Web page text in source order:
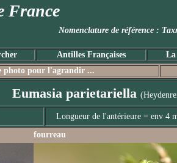
France
Nomenclature de référence
Antilles Françaises La
photo pour l'agrandir ...
Eumasia parietariella
Longueur de l'antérieure = env 4
fourreau